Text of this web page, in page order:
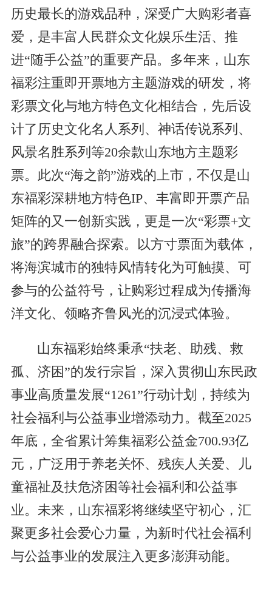
历史最长的游戏品种，深受广大购彩者喜
爱，是丰富人民群众文化娱乐生活、推
进“随手公益”的重要产品。多年来，山东
福彩注重即开票地方主题游戏的研发，将
彩票文化与地方特色文化相结合，先后设
计了历史文化名人系列、神话传说系列、
风景名胜系列等20余款山东地方主题彩
票。此次“海之韵”游戏的上市，不仅是山
东福彩深耕地方特色IP、丰富即开票产品
矩阵的又一创新实践，更是一次“彩票+文
旅”的跨界融合探索。以方寸票面为载体，
将海滨城市的独特风情转化为可触摸、可
参与的公益符号，让购彩过程成为传播海
洋文化、领略齐鲁风光的沉浸式体验。
山东福彩始终秉承“扶老、助残、救
孤、济困”的发行宗旨，深入贯彻山东民政
事业高质量发展“1261”行动计划，持续为
社会福利与公益事业增添动力。截至2025
年底，全省累计筹集福彩公益金700.93亿
元，广泛用于养老关怀、残疾人关爱、儿
童福祉及扶危济困等社会福利和公益事
业。未来，山东福彩将继续坚守初心，汇
聚更多社会爱心力量，为新时代社会福利
与公益事业的发展注入更多澎湃动能。